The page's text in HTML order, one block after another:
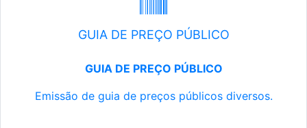
GUIA DE PREÇO PÚBLICO
GUIA DE PREÇO PÚBLICO
Emissão de guia de preços públicos diversos.